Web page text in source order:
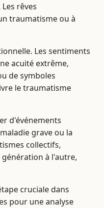
rêves
traumatisme ou à
Les sentiments
acuité extrême,
de symboles
le traumatisme
d'événements
grave ou la
collectifs,
à l'autre,
cruciale dans
pour une analyse